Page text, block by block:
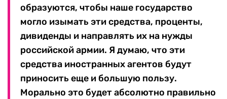
образуются, чтобы наше государство
могло изымать эти средства, проценты,
дивиденды и направлять их на нужды
российской армии. Я думаю, что эти
средства иностранных агентов будут
приносить еще и большую пользу.
Морально это будет абсолютно правильно